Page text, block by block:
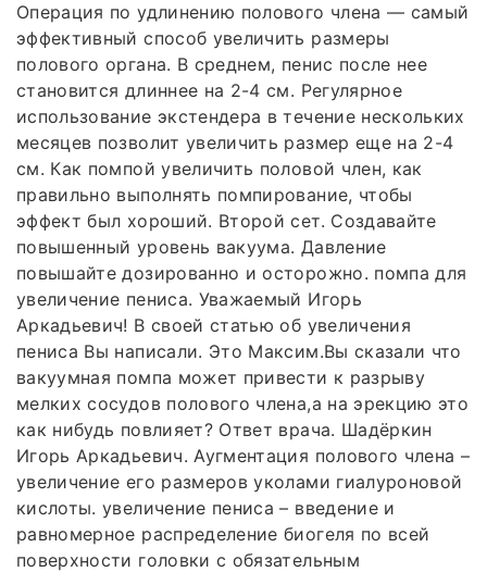
Операция по удлинению полового члена — самый
эффективный способ увеличить размеры
полового органа. В среднем, пенис после нее
становится длиннее на 2-4 см. Регулярное
использование экстендера в течение нескольких
месяцев позволит увеличить размер еще на 2-4
см. Как помпой увеличить половой член, как
правильно выполнять помпирование, чтобы
эффект был хороший. Второй сет. Создавайте
повышенный уровень вакуума. Давление
повышайте дозированно и осторожно. помпа для
увеличение пениса. Уважаемый Игорь
Аркадьевич! В своей статью об увеличения
пениса Вы написали. Это Максим.Вы сказали что
вакуумная помпа может привести к разрыву
мелких сосудов полового члена,а на эрекцию это
как нибудь повлияет? Ответ врача. Шадёркин
Игорь Аркадьевич. Аугментация полового члена –
увеличение его размеров уколами гиалуроновой
кислоты. увеличение пениса – введение и
равномерное распределение биогеля по всей
поверхности головки с обязательным